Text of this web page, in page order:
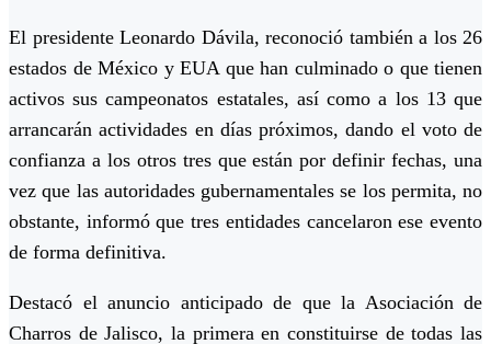
El presidente Leonardo Dávila, reconoció también a los 26
estados de México y EUA que han culminado o que tienen
activos sus campeonatos estatales, así como a los 13 que
arrancarán actividades en días próximos, dando el voto de
confianza a los otros tres que están por definir fechas, una
vez que las autoridades gubernamentales se los permita, no
obstante, informó que tres entidades cancelaron ese evento
de forma definitiva.
Destacó el anuncio anticipado de que la Asociación de
Charros de Jalisco, la primera en constituirse de todas las